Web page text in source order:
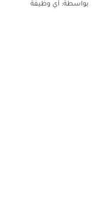
بواسطة: أي وظيفة